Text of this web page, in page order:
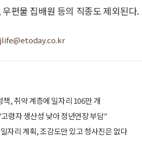
편물 집배원 등의 직종도 제외된다.
책, 취약 계층에 일자리 106만 개
령자 생산성 낮아 정년연장 부담"
자리 계획, 조감도만 있고 청사진은 없다